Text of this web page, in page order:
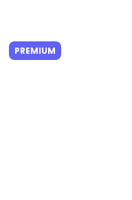
PREMIUM